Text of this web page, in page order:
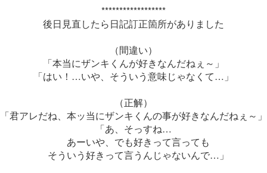
******************
後日見直したら日記訂正箇所がありました
（間違い）
「本当にザンキくんが好きなんだねぇ～」
「はい！…いや、そういう意味じゃなくて…」
（正解）
「君アレだね、本ッ当にザンキくんの事が好きなんだねぇ～」
「あ、そっすね…
あーいや、でも好きって言っても
そういう好きって言うんじゃないんで…」